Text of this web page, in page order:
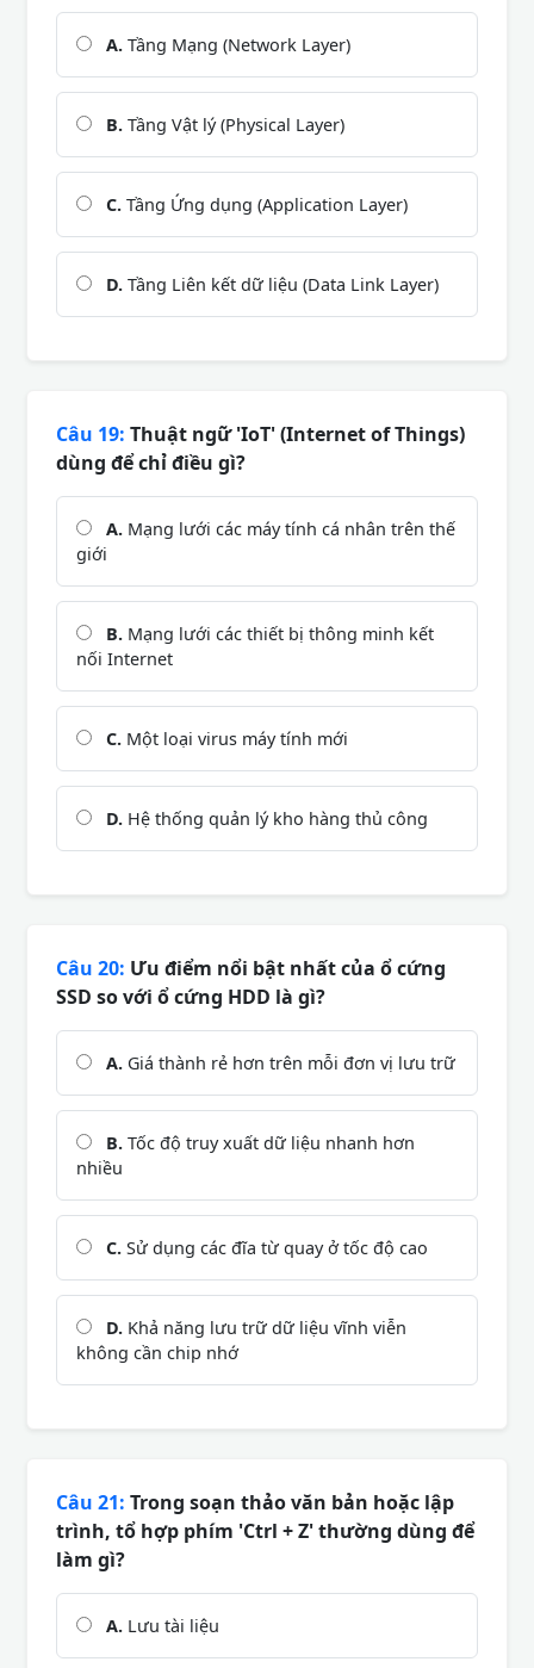
A. Tầng Mạng (Network Layer)
B. Tầng Vật lý (Physical Layer)
C. Tầng Ứng dụng (Application Layer)
D. Tầng Liên kết dữ liệu (Data Link Layer)
Câu 19: Thuật ngữ 'IoT' (Internet of Things)
dùng để chỉ điều gì?
A. Mạng lưới các máy tính cá nhân trên thế
giới
B. Mạng lưới các thiết bị thông minh kết
nối Internet
C. Một loại virus máy tính mới
D. Hệ thống quản lý kho hàng thủ công
Câu 20: Ưu điểm nổi bật nhất của ổ cứng
SSD so với ổ cứng HDD là gì?
A. Giá thành rẻ hơn trên mỗi đơn vị lưu trữ
B. Tốc độ truy xuất dữ liệu nhanh hơn
nhiều
C. Sử dụng các đĩa từ quay ở tốc độ cao
D. Khả năng lưu trữ dữ liệu vĩnh viễn
không cần chip nhớ
Câu 21: Trong soạn thảo văn bản hoặc lập
trình, tổ hợp phím 'Ctrl + Z' thường dùng để
làm gì?
A. Lưu tài liệu